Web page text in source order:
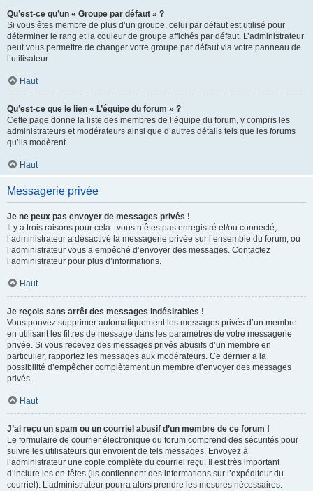
Qu’est-ce qu’un « Groupe par défaut » ?
Si vous êtes membre de plus d’un groupe, celui par défaut est utilisé pour
déterminer le rang et la couleur de groupe affichés par défaut. L’administrateur
peut vous permettre de changer votre groupe par défaut via votre panneau de
l’utilisateur.
Haut
Qu’est-ce que le lien « L’équipe du forum » ?
Cette page donne la liste des membres de l’équipe du forum, y compris les
administrateurs et modérateurs ainsi que d’autres détails tels que les forums
qu’ils modèrent.
Haut
Messagerie privée
Je ne peux pas envoyer de messages privés !
Il y a trois raisons pour cela : vous n’êtes pas enregistré et/ou connecté,
l’administrateur a désactivé la messagerie privée sur l’ensemble du forum, ou
l’administrateur vous a empêché d’envoyer des messages. Contactez
l’administrateur pour plus d’informations.
Haut
Je reçois sans arrêt des messages indésirables !
Vous pouvez supprimer automatiquement les messages privés d’un membre
en utilisant les filtres de message dans les paramètres de votre messagerie
privée. Si vous recevez des messages privés abusifs d’un membre en
particulier, rapportez les messages aux modérateurs. Ce dernier a la
possibilité d’empêcher complètement un membre d’envoyer des messages
privés.
Haut
J’ai reçu un spam ou un courriel abusif d’un membre de ce forum !
Le formulaire de courrier électronique du forum comprend des sécurités pour
suivre les utilisateurs qui envoient de tels messages. Envoyez à
l’administrateur une copie complète du courriel reçu. Il est très important
d’inclure les en-têtes (ils contiennent des informations sur l’expéditeur du
courriel). L’administrateur pourra alors prendre les mesures nécessaires.